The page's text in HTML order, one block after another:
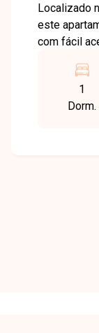
Localizado
este
com fácil
praticidade no dia a dia.
ampla, 1
cozinha
conhecer
1
Dorm.